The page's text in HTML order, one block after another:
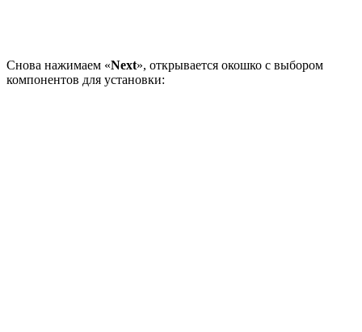
Снова нажимаем «Next», открывается окошко с выбором
компонентов для установки: